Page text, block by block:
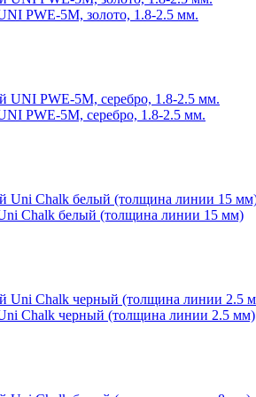
PWE-5M, золото, 1.8-2.5 мм.
PWE-5M, серебро, 1.8-2.5 мм.
Chalk белый (толщина линии 15 мм)
Chalk черный (толщина линии 2.5 мм)